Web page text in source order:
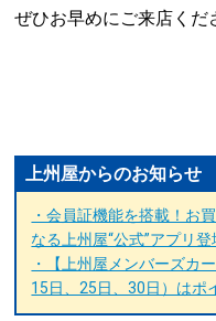
ぜひお早めにご来店くだ
上州屋からのお知らせ
・会員証機能を搭載！お
なる上州屋“公式”アプリ登
・【上州屋メンバーズカ
15日、25日、30日）はポ